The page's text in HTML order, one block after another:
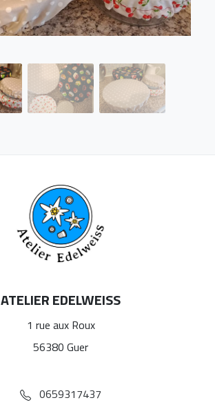
ATELIER EDELWEISS
1 rue aux Roux
56380 Guer
0659317437